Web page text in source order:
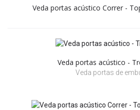
Veda portas acústico Correr -
Veda portas acústico -
Veda portas de